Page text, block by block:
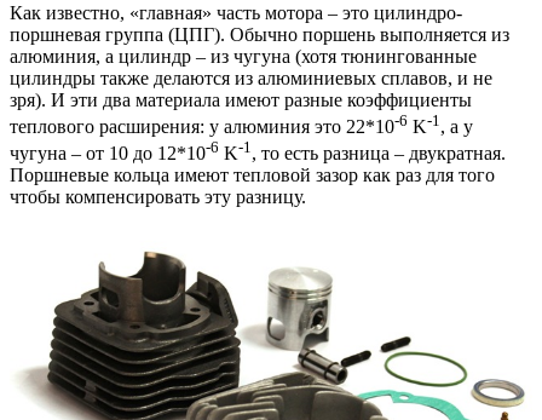
Как известно, «главная» часть мотора – это цилиндро-
поршневая группа (ЦПГ). Обычно поршень выполняется из
алюминия, а цилиндр – из чугуна (хотя тюнингованные
цилиндры также делаются из алюминиевых сплавов, и не
зря). И эти два материала имеют разные коэффициенты
теплового расширения: у алюминия это 22*10-6 K-1 , а у
чугуна – от 10 до 12*10-6 K-1, то есть разница – двукратная.
Поршневые кольца имеют тепловой зазор как раз для того
чтобы компенсировать эту разницу.